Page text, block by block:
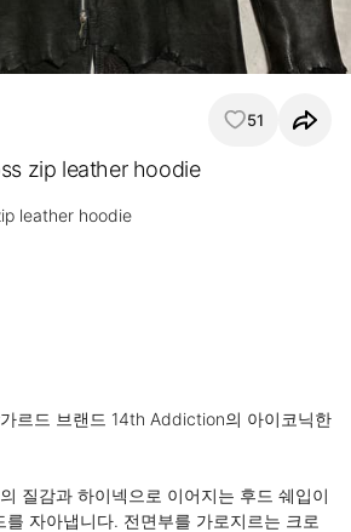
51
zip leather hoodie
leather hoodie
르드 브랜드 14th Addiction의 아이코닉한
질감과 하이넥으로 이어지는 후드 쉐입이
자아냅니다. 전면부를 가로지르는 크로